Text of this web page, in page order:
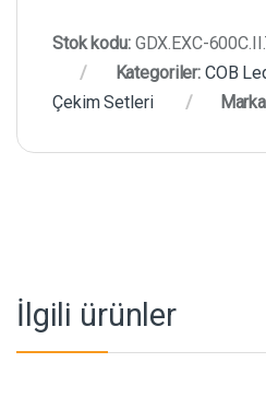
Stok kodu: GDX.EXC-
Kategoriler: COB
Çekim Setleri
İlgili ürünler